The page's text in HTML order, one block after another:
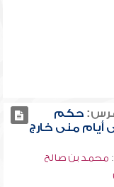
حكم
أيام منى خارج
محمد بن صالح